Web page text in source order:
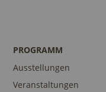
PROGRAMM
Ausstellungen
Veranstaltungen